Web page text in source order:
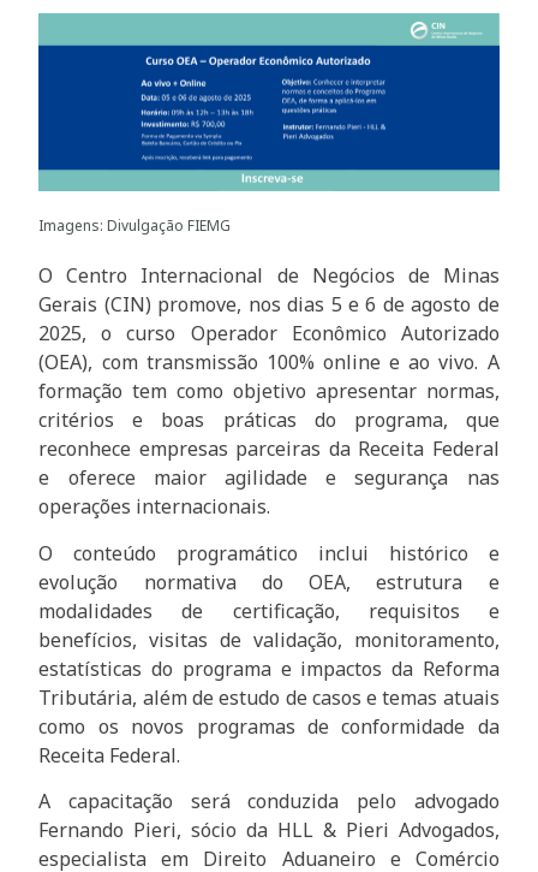
Imagens: Divulgação FIEMG
O Centro Internacional de Negócios de Minas
Gerais (CIN) promove, nos dias 5 e 6 de agosto de
2025, o curso Operador Econômico Autorizado
(OEA), com transmissão 100% online e ao vivo. A
formação tem como objetivo apresentar normas,
critérios e boas práticas do programa, que
reconhece empresas parceiras da Receita Federal
e oferece maior agilidade e segurança nas
operações internacionais.
O conteúdo programático inclui histórico e
evolução normativa do OEA, estrutura e
modalidades de certificação, requisitos e
benefícios, visitas de validação, monitoramento,
estatísticas do programa e impactos da Reforma
Tributária, além de estudo de casos e temas atuais
como os novos programas de conformidade da
Receita Federal.
A capacitação será conduzida pelo advogado
Fernando Pieri, sócio da HLL & Pieri Advogados,
especialista em Direito Aduaneiro e Comércio